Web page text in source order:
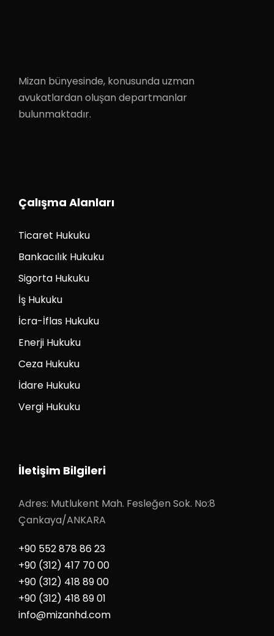
Mizan bünyesinde, konusunda uzman
avukatlardan oluşan departmanlar
bulunmaktadır.
Çalışma Alanları
Ticaret Hukuku
Bankacılık Hukuku
Sigorta Hukuku
İş Hukuku
İcra-İflas Hukuku
Enerji Hukuku
Ceza Hukuku
İdare Hukuku
Vergi Hukuku
İletişim Bilgileri
Adres: Mutlukent Mah. Fesleğen Sok. No:8
Çankaya/ANKARA
+90 552 878 86 23
+90 (312) 417 70 00
+90 (312) 418 89 00
+90 (312) 418 89 01
info@mizanhd.com